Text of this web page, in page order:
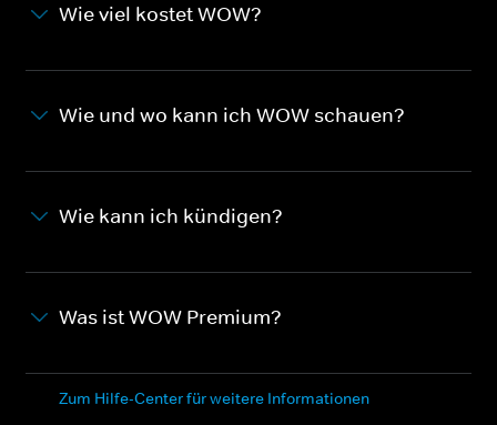
Wie viel kostet WOW?
Wie und wo kann ich WOW schauen?
Wie kann ich kündigen?
Was ist WOW Premium?
Zum Hilfe-Center für weitere Informationen